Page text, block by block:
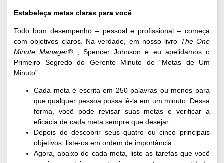
Estabeleça metas claras para você
Todo bom desempenho – pessoal e profissional – começa
com objetivos claros. Na verdade, em nosso livro The One
Minute Manager®, Spencer Johnson e eu apelidamos o
Primeiro Segredo do Gerente Minuto de “Metas de Um
Minuto”.
Cada meta é escrita em 250 palavras ou menos para
que qualquer pessoa possa lê-la em um minuto. Dessa
forma, você pode revisar suas metas e verificar a
eficácia de cada meta sempre que desejar.
Depois de descobrir seus quatro ou cinco principais
objetivos, liste-os em ordem de importância.
Agora, abaixo de cada meta, liste as tarefas que você